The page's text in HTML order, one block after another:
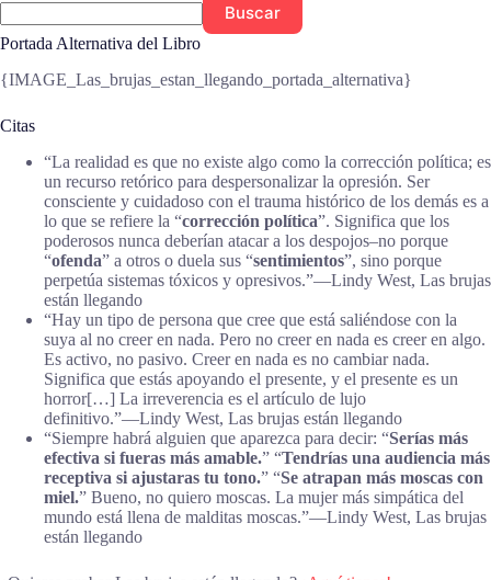
Buscar
Portada Alternativa del Libro
{IMAGE_Las_brujas_estan_llegando_portada_alternativa}
Citas
“La realidad es que no existe algo como la corrección política; es
un recurso retórico para despersonalizar la opresión. Ser
consciente y cuidadoso con el trauma histórico de los demás es a
lo que se refiere la “corrección política”. Significa que los
poderosos nunca deberían atacar a los despojos–no porque
“ofenda” a otros o duela sus “sentimientos”, sino porque
perpetúa sistemas tóxicos y opresivos.”―Lindy West, Las brujas
están llegando
“Hay un tipo de persona que cree que está saliéndose con la
suya al no creer en nada. Pero no creer en nada es creer en algo.
Es activo, no pasivo. Creer en nada es no cambiar nada.
Significa que estás apoyando el presente, y el presente es un
horror[…] La irreverencia es el artículo de lujo
definitivo.”―Lindy West, Las brujas están llegando
“Siempre habrá alguien que aparezca para decir: “Serías más
efectiva si fueras más amable.” “Tendrías una audiencia más
receptiva si ajustaras tu tono.” “Se atrapan más moscas con
miel.” Bueno, no quiero moscas. La mujer más simpática del
mundo está llena de malditas moscas.”―Lindy West, Las brujas
están llegando